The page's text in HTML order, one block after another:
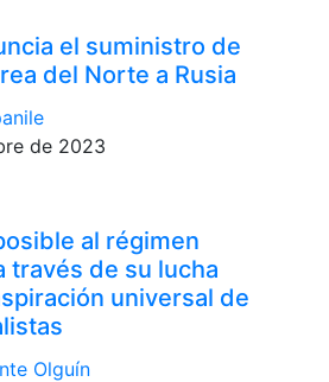
el suministro de
del Norte a Rusia
de 2023
al régimen
través de su lucha
universal de
Olguín